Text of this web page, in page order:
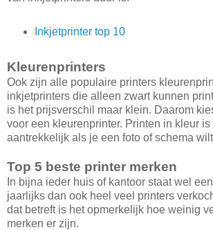
Inkjetprinter top 10
Kleurenprinters
Ook zijn alle populaire printers
inkjetprinters die alleen zwart kunnen
is het prijsverschil maar klein. Daarom
voor een kleurenprinter. Printen in kleur
aantrekkelijk als je een foto of schema
Top 5 beste printer merken
In bijna ieder huis of kantoor staat wel
jaarlijks dan ook heel veel printers
dat betreft is het opmerkelijk hoe weinig
merken er zijn.